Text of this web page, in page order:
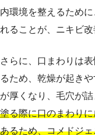
内環境を整えるため
れることが、ニキビ
さらに、口まわりは
るため、乾燥が起き
が厚くなり、毛穴が詰
塗る際に口のまわり
あるため、コメドジ